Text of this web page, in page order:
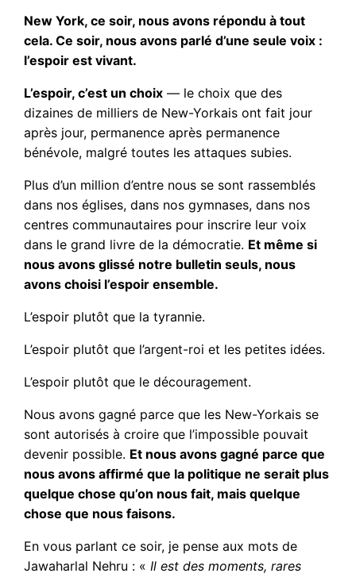
New York, ce soir, nous avons répondu à tout
cela. Ce soir, nous avons parlé d’une seule voix :
l’espoir est vivant.
L’espoir, c’est un choix — le choix que des
dizaines de milliers de New-Yorkais ont fait jour
après jour, permanence après permanence
bénévole, malgré toutes les attaques subies.
Plus d’un million d’entre nous se sont rassemblés
dans nos églises, dans nos gymnases, dans nos
centres communautaires pour inscrire leur voix
dans le grand livre de la démocratie. Et même si
nous avons glissé notre bulletin seuls, nous
avons choisi l’espoir ensemble.
L’espoir plutôt que la tyrannie.
L’espoir plutôt que l’argent-roi et les petites idées.
L’espoir plutôt que le découragement.
Nous avons gagné parce que les New-Yorkais se
sont autorisés à croire que l’impossible pouvait
devenir possible. Et nous avons gagné parce que
nous avons affirmé que la politique ne serait plus
quelque chose qu’on nous fait, mais quelque
chose que nous faisons.
En vous parlant ce soir, je pense aux mots de
Jawaharlal Nehru : «Il est des moments, rares